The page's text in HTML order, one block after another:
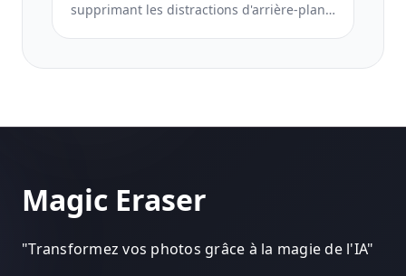
supprimant les distractions d'arrière-plan,
à ce que tout le monde soit à son meilleur
Magic Eraser
"Transformez vos photos grâce à la magie de l'IA"